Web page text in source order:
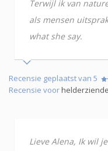
Terwijl ik van
als mensen
what she say.
Recensie geplaatst van 5
Recensie voor
Lieve Alena, Ik wil